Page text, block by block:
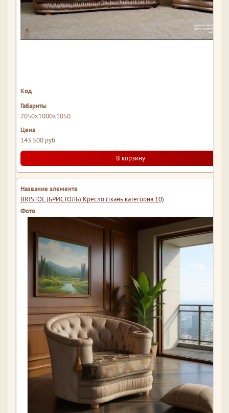
2050x1000x1050
143 500 руб.
В корзину
BRISTOL (БРИСТОЛЬ) Кресло (ткань категория 10)